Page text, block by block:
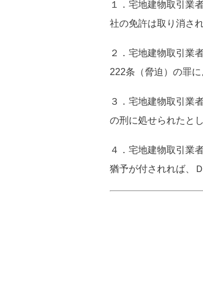
１．宅地建物取引業
社の免許は取り消さ
２．宅地建物取引業
222条（脅迫）の罪
３．宅地建物取引業
の刑に処せられたと
４．宅地建物取引業
猶予が付されれば、